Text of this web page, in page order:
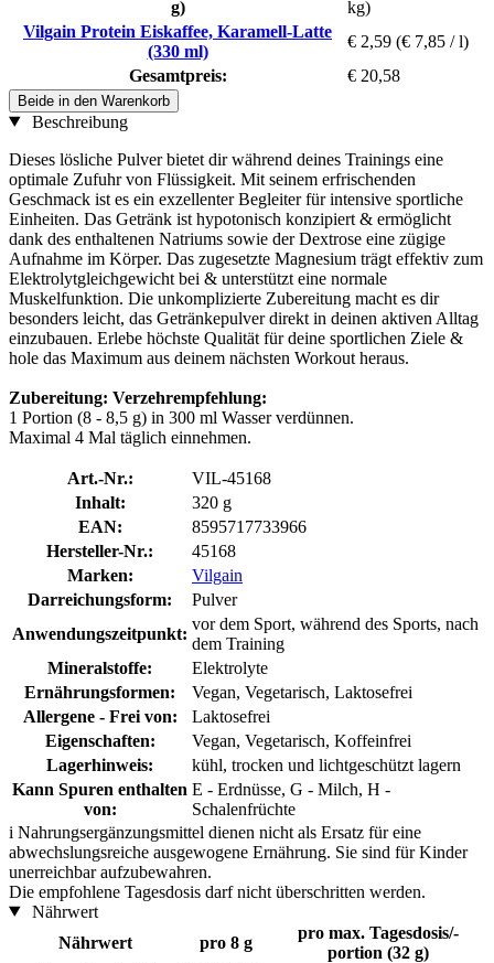
g)
kg)
Vilgain Protein Eiskaffee, Karamell-Latte
(330 ml)
€ 2,59 (€ 7,85 / l)
Gesamtpreis:
€ 20,58
Beide in den Warenkorb
Beschreibung
Dieses lösliche Pulver bietet dir während deines Trainings eine
optimale Zufuhr von Flüssigkeit. Mit seinem erfrischenden
Geschmack ist es ein exzellenter Begleiter für intensive sportliche
Einheiten. Das Getränk ist hypotonisch konzipiert & ermöglicht
dank des enthaltenen Natriums sowie der Dextrose eine zügige
Aufnahme im Körper. Das zugesetzte Magnesium trägt effektiv zum
Elektrolytgleichgewicht bei & unterstützt eine normale
Muskelfunktion. Die unkomplizierte Zubereitung macht es dir
besonders leicht, das Getränkepulver direkt in deinen aktiven Alltag
einzubauen. Erlebe höchste Qualität für deine sportlichen Ziele &
hole das Maximum aus deinem nächsten Workout heraus.
Zubereitung: Verzehrempfehlung:
1 Portion (8 - 8,5 g) in 300 ml Wasser verdünnen.
Maximal 4 Mal täglich einnehmen.
Art.-Nr.:
VIL-45168
Inhalt:
320 g
EAN:
8595717733966
Hersteller-Nr.:
45168
Marken:
Vilgain
Darreichungsform:
Pulver
Anwendungszeitpunkt:
vor dem Sport, während des Sports, nach
dem Training
Mineralstoffe:
Elektrolyte
Ernährungsformen:
Vegan, Vegetarisch, Laktosefrei
Allergene - Frei von:
Laktosefrei
Eigenschaften:
Vegan, Vegetarisch, Koffeinfrei
Lagerhinweis:
kühl, trocken und lichtgeschützt lagern
Kann Spuren enthalten
von:
E - Erdnüsse, G - Milch, H -
Schalenfrüchte
i Nahrungsergänzungsmittel dienen nicht als Ersatz für eine
abwechslungsreiche ausgewogene Ernährung. Sie sind für Kinder
unerreichbar aufzubewahren.
Die empfohlene Tagesdosis darf nicht überschritten werden.
Nährwert
Nährwert
pro 8 g
pro max. Tagesdosis/-
portion (32 g)